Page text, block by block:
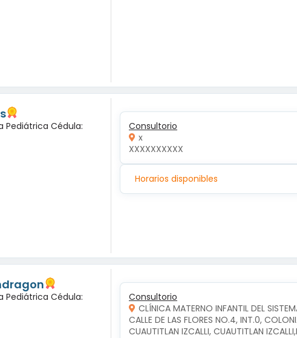
Pediátrica Cédula:
Consultorio
x
XXXXXXXXXX
Horarios disponibles
Pediátrica Cédula:
Consultorio
CLÍNICA MATERNO INFANTIL DEL
CALLE DE LAS FLORES NO.4, INT.0,
CUAUTITLAN IZCALLI, CUAUTITLAN